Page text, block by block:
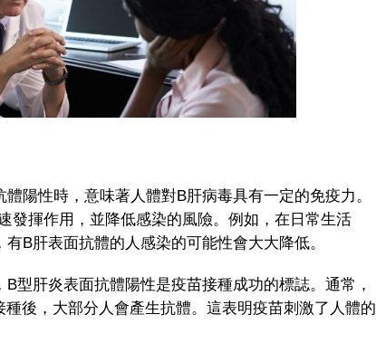
性時，意味著人體對B肝病毒具有一定的免疫力。
發揮作用，並降低感染的風險。例如，在日常生活
B肝表面抗體的人感染的可能性會大大降低。
肝炎表面抗體陽性是疫苗接種成功的標誌。通常，
後，大部分人會產生抗體。這表明疫苗刺激了人體的